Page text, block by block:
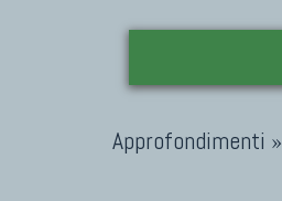
Approfondimenti »